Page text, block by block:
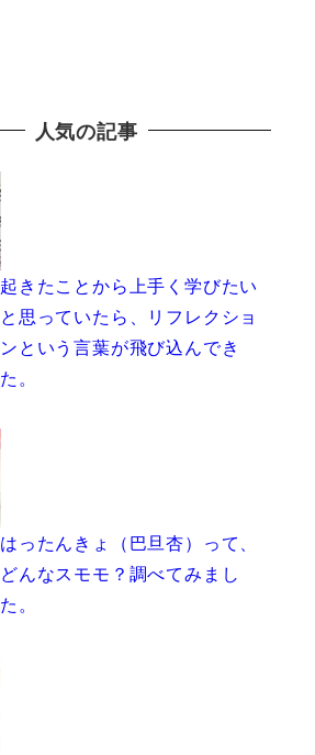
人気の記事
起きたことから上手く学びたい
と思っていたら、リフレクショ
ンという言葉が飛び込んでき
た。
はったんきょ（巴旦杏）って、
どんなスモモ？調べてみまし
た。